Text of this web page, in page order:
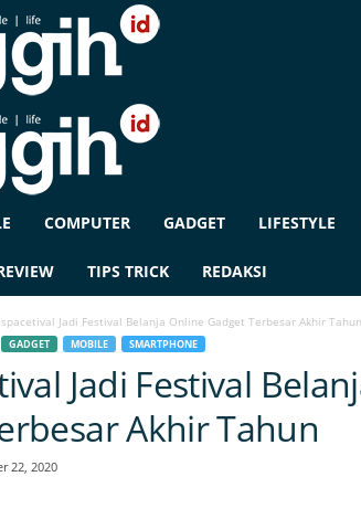
COMPUTER GADGET LIFESTYLE
TIPS TRICK REDAKSI
Jadi Festival Belanja Online Gadget Terbesar Akhir Tahun
GADGET MOBILE SMARTPHONE
Jadi Festival
Akhir Tahun
22, 2020